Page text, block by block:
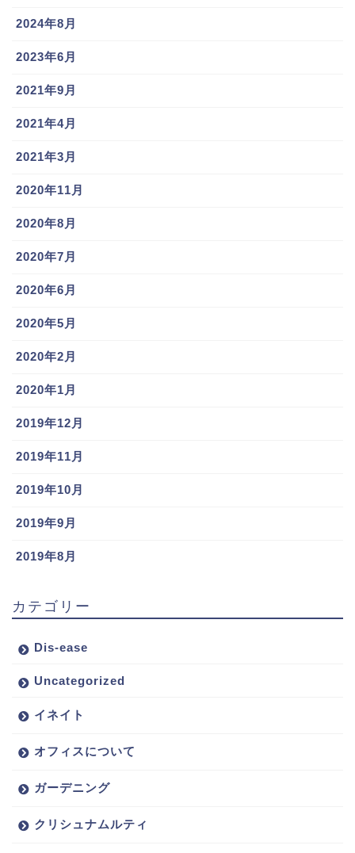
2024年8月
2023年6月
2021年9月
2021年4月
2021年3月
2020年11月
2020年8月
2020年7月
2020年6月
2020年5月
2020年2月
2020年1月
2019年12月
2019年11月
2019年10月
2019年9月
2019年8月
カテゴリー
Dis-ease
Uncategorized
イネイト
オフィスについて
ガーデニング
クリシュナムルティ